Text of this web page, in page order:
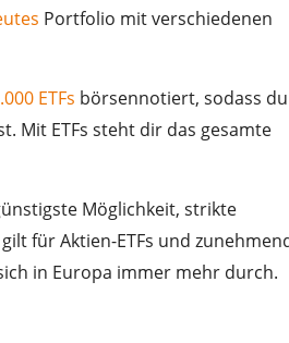
Portfolio mit verschiedenen
ETFs börsennotiert, sodass
Mit ETFs steht dir das gesamte
Möglichkeit, strikte
für Aktien-ETFs und
in Europa immer mehr durch.